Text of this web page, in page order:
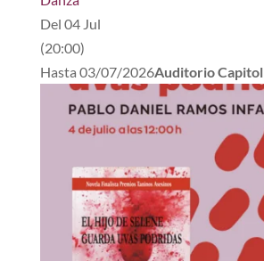
Del 04 Jul
(20:00)
Hasta 03/07/2026Auditorio Capitol